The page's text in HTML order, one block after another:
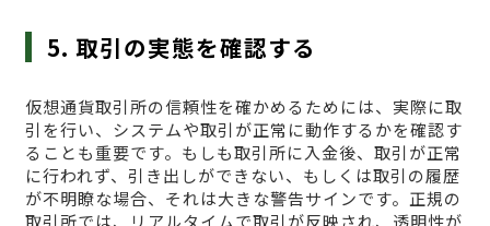
5. 取引の実態を確認する
仮想通貨取引所の信頼性を確かめるためには、実際に取
引を行い、システムや取引が正常に動作するかを確認す
ることも重要です。もしも取引所に入金後、取引が正常
に行われず、引き出しができない、もしくは取引の履歴
が不明瞭な場合、それは大きな警告サインです。正規の
取引所では、リアルタイムで取引が反映され、透明性が